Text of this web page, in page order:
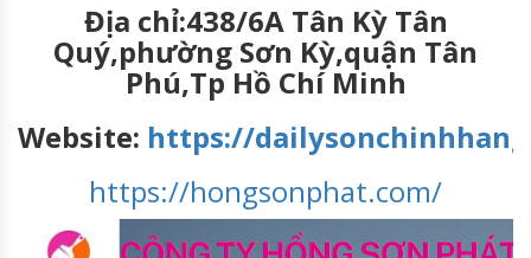
Địa chỉ:438/6A Tân Kỳ Tân
Quý,phường Sơn Kỳ,quận Tân
Phú,Tp Hồ Chí Minh
Website: https://
https://hongsonphat.com/